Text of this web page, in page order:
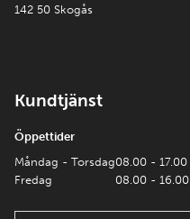
142 50 Skogås
Kundtjänst
Öppettider
Måndag - Torsdag
Fredag
08.00 - 17.00
08.00 - 16.00